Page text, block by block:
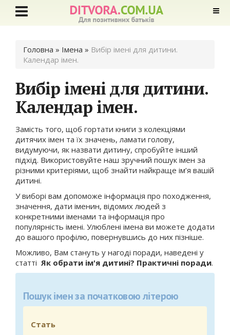
Ви є тут
Головна » Імена » Вибір імені для дитини.
Календар імен.
Вибір імені для дитини.
Календар імен.
Замість того, щоб гортати книги з колекціями
дитячих імен та їх значень, ламати голову,
видумуючи, як назвати дитину, спробуйте інший
підхід. Використовуйте наш зручний пошук імен за
різними критеріями, щоб знайти найкраще ім’я вашій
дитині.
У виборі вам допоможе інформація про походження,
значення, дати іменин, відомих людей з
конкретними іменами та інформація про
популярність імені. Улюблені імена ви можете додати
до вашого профілю, повернувшись до них пізніше.
Можливо, Вам стануть у нагоді поради, наведені у
статті Як обрати ім'я дитині? Практичні поради.
Пошук імен за початковою літерою
Стать